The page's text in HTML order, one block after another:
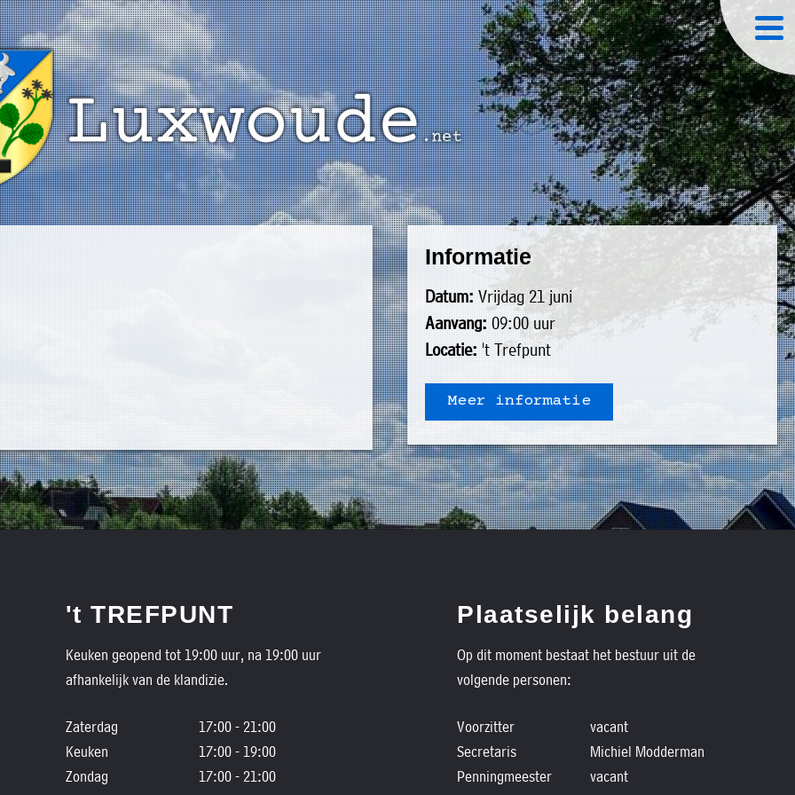
Informatie
Datum:Vrijdag 21 juni
Aanvang:09:00 uur
Locatie:'t Trefpunt
Meer informatie
't TREFPUNT
Keuken geopend tot 19:00 uur, na 19:00 uur
afhankelijk van de klandizie.
Zaterdag
17:00 - 21:00
Keuken
17:00 - 19:00
Zondag
17:00 - 21:00
Plaatselijk belang
Op dit moment bestaat het bestuur uit de
volgende personen:
Voorzitter
vacant
Secretaris
Michiel Modderman
Penningmeester
vacant